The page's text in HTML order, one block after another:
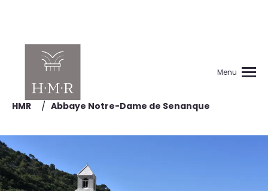
Menu
HMR / Abbaye Notre-Dame de Senanque